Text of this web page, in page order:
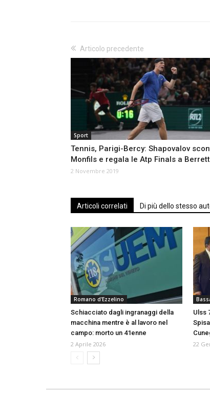
Articolo precedente
Sport
Tennis, Parigi-Bercy: Shapovalov
Monfils e regala le Atp Finals a
2 Novembre 2019
Articoli correlati Di più dello stesso
Romano d'Ezzelino
Schiacciato dagli ingranaggi della
macchina mentre è al lavoro nel
campo: morto un 41enne
2 Aprile 2026
Ulss
22